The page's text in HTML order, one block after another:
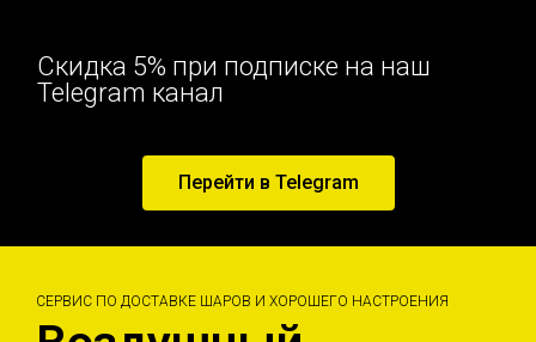
Скидка 5% при подписке на наш
Telegram канал
Перейти в Telegram
СЕРВИС ПО ДОСТАВКЕ ШАРОВ И ХОРОШЕГО НАСТРОЕНИЯ